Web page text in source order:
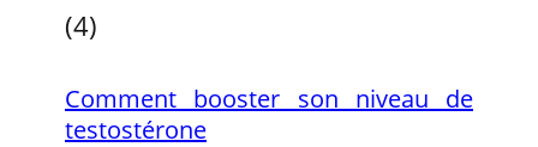
(4)
Comment booster son niveau de
testostérone